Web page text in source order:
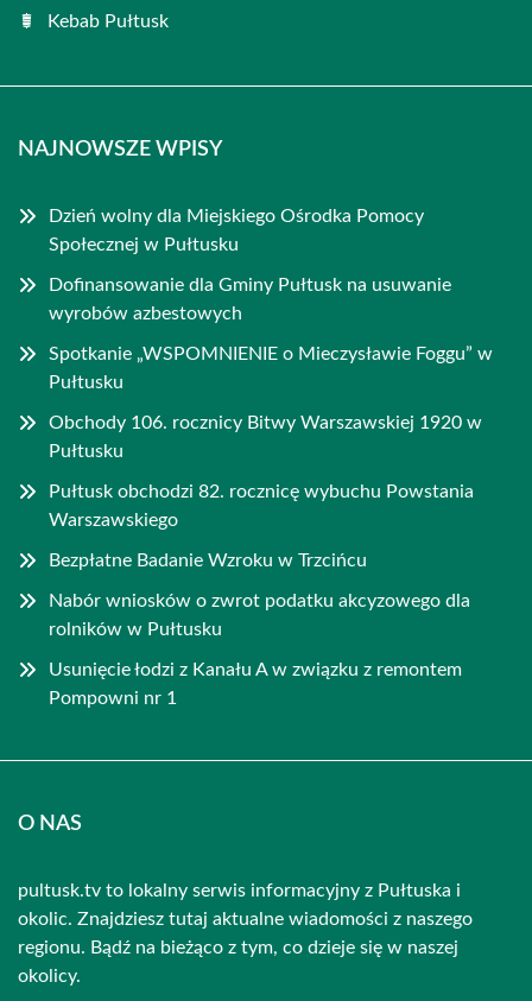
Kebab Pułtusk
NAJNOWSZE WPISY
Dzień wolny dla Miejskiego Ośrodka Pomocy
Społecznej w Pułtusku
Dofinansowanie dla Gminy Pułtusk na usuwanie
wyrobów azbestowych
Spotkanie „WSPOMNIENIE o Mieczysławie Foggu” w
Pułtusku
Obchody 106. rocznicy Bitwy Warszawskiej 1920 w
Pułtusku
Pułtusk obchodzi 82. rocznicę wybuchu Powstania
Warszawskiego
Bezpłatne Badanie Wzroku w Trzcińcu
Nabór wniosków o zwrot podatku akcyzowego dla
rolników w Pułtusku
Usunięcie łodzi z Kanału A w związku z remontem
Pompowni nr 1
O NAS
pultusk.tv to lokalny serwis informacyjny z Pułtuska i
okolic. Znajdziesz tutaj aktualne wiadomości z naszego
regionu. Bądź na bieżąco z tym, co dzieje się w naszej
okolicy.